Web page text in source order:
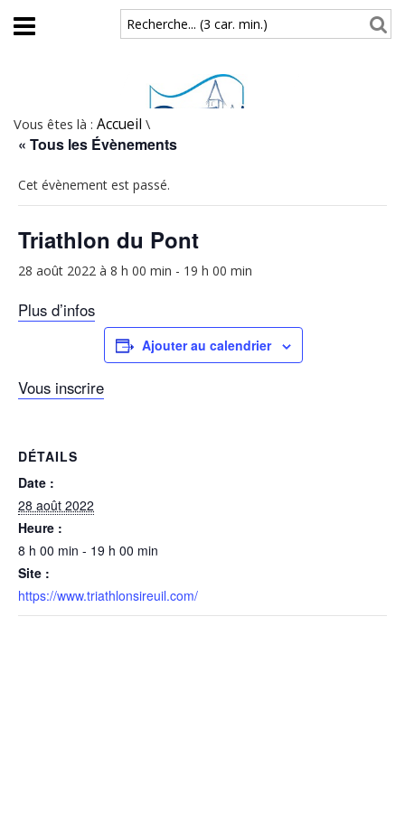
Aller au contenu principal
Recherche... (3 car. min.)
Vous êtes là : Accueil \
« Tous les Évènements
Cet évènement est passé.
Triathlon du Pont
28 août 2022 à 8 h 00 min - 19 h 00 min
Plus d’infos
Vous inscrire
Ajouter au calendrier
DÉTAILS
Date :
28 août 2022
Heure :
8 h 00 min - 19 h 00 min
Site :
https://www.triathlonsireuil.com/